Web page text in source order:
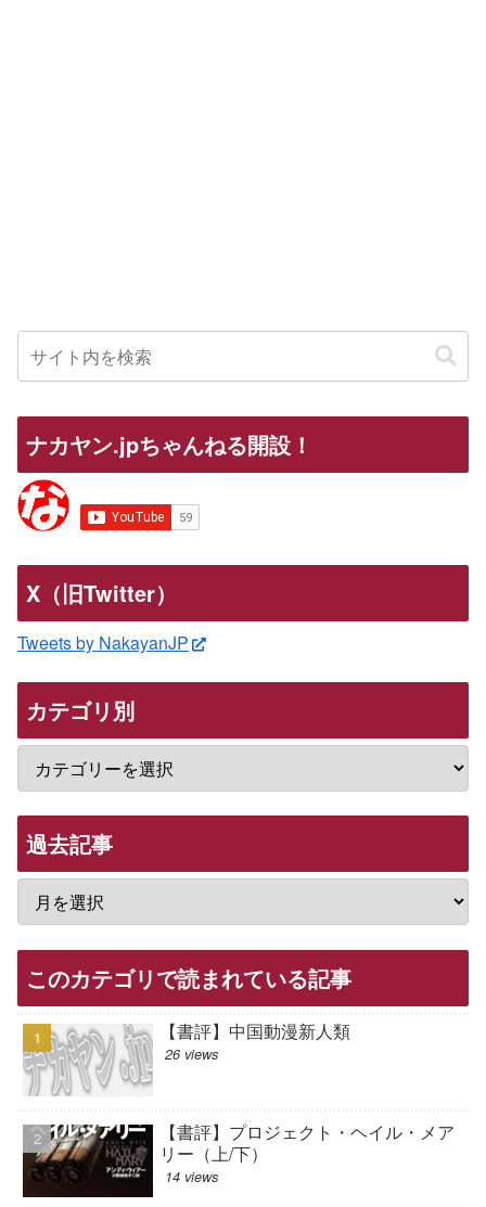
ナカヤン.jpちゃんねる開設！
X（旧Twitter）
Tweets by NakayanJP
カテゴリ別
過去記事
このカテゴリで読まれている記事
【書評】中国動漫新人類
26 views
【書評】プロジェクト・ヘイル・メア
リー（上/下）
14 views